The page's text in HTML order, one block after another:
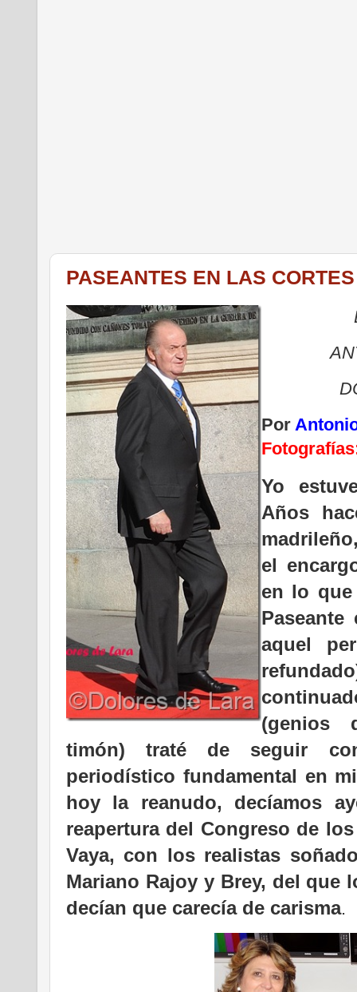
PASEANTES EN LAS CORTES
Por
Yo
Años
el
en lo que
Paseante
aquel
(genios
timón) traté de seguir
periodístico fundamental en
hoy la reanudo, decíamos
reapertura del Congreso de
Vaya, con los realistas
Mariano Rajoy y Brey, del que
decían que carecía de carisma.